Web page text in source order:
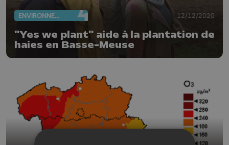
ENVIRONNEMENT 12/12/2020
"Yes we plant" aide à la plantation de
haies en Basse-Meuse